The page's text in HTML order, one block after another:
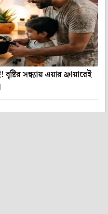
সন্ধ্যায় এয়ার ফ্রায়ারেই